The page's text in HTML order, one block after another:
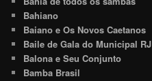
Bahiano
Baiano e Os Novos Caetanos
Baile de Gala do Municipal RJ
Balona e Seu Conjunto
Bamba Brasil